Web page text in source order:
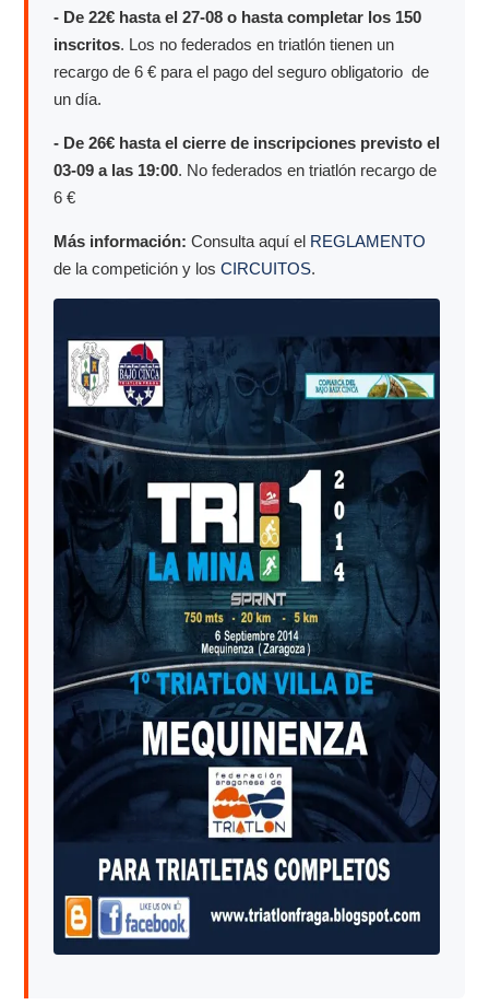
- De 22€ hasta el 27-08 o hasta completar los 150
inscritos. Los no federados en triatlón tienen un
recargo de 6 € para el pago del seguro obligatorio de
un día.
- De 26€ hasta el cierre de inscripciones previsto el
03-09 a las 19:00. No federados en triatlón recargo de
6 €
Más información: Consulta aquí el REGLAMENTO
de la competición y los CIRCUITOS.